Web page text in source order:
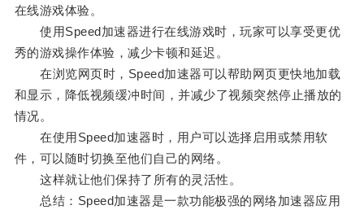
在线游戏体验。
使用Speed加速器进行在线游戏时，玩家可以享受更优
秀的游戏操作体验，减少卡顿和延迟。
在浏览网页时，Speed加速器可以帮助网页更快地加载
和显示，降低视频缓冲时间，并减少了视频突然停止播放的
情况。
在使用Speed加速器时，用户可以选择启用或禁用软
件，可以随时切换至他们自己的网络。
这样就让他们保持了所有的灵活性。
总结：Speed加速器是一款功能极强的网络加速器应用